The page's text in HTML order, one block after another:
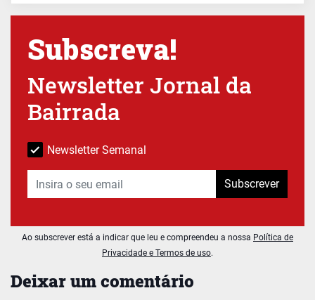
Deixar um comentário
Subscreva!
Newsletter Jornal da
Bairrada
Newsletter Semanal
Subscrever
Ao subscrever está a indicar que leu e compreendeu a nossa Política de
Privacidade e Termos de uso.